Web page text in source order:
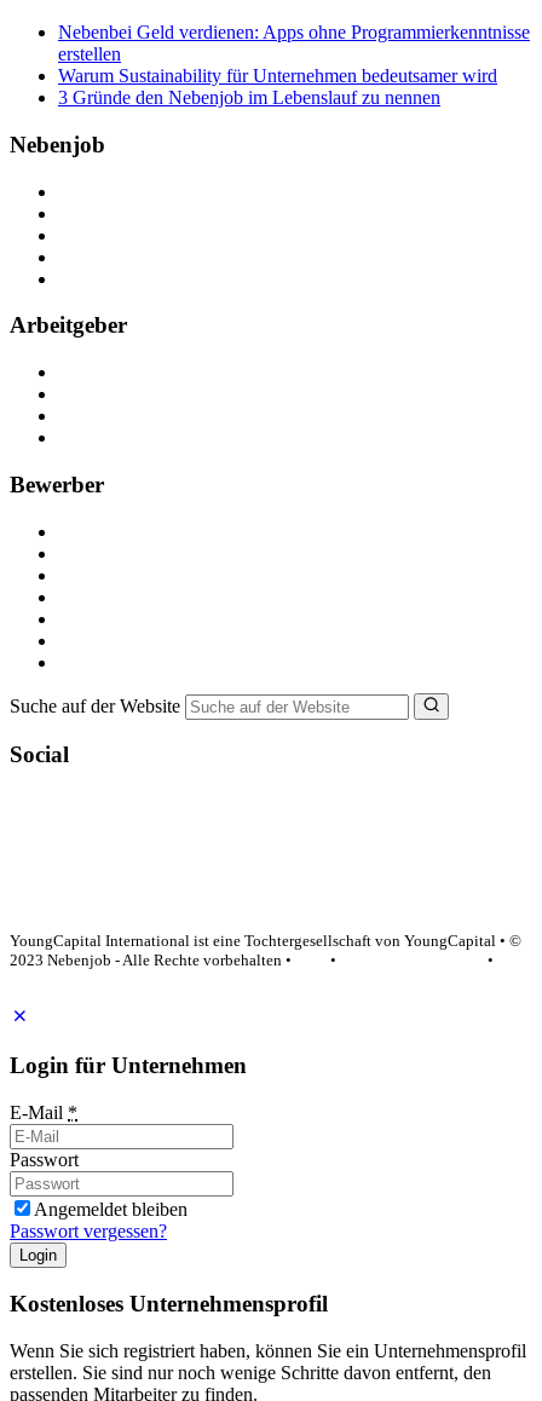
Nebenbei Geld verdienen: Apps ohne Programmierkenntnisse
erstellen
Warum Sustainability für Unternehmen bedeutsamer wird
3 Gründe den Nebenjob im Lebenslauf zu nennen
Nebenjob
Arbeitgeber
Bewerber
Suche auf der Website
Social
YoungCapital International ist eine Tochtergesellschaft von YoungCapital • ©
2023 Nebenjob - Alle Rechte vorbehalten •
•
•
Login für Unternehmen
E-Mail *
Passwort
Angemeldet bleiben
Passwort vergessen?
Login
Kostenloses Unternehmensprofil
Wenn Sie sich registriert haben, können Sie ein Unternehmensprofil
erstellen. Sie sind nur noch wenige Schritte davon entfernt, den
passenden Mitarbeiter zu finden.